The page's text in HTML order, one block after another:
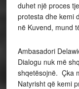
duhet një proces
protesta dhe kemi
në Kuvend, mund
Ambasadori
Dialogu nuk më
shqetësojnë. Çka
Natyrisht që kemi